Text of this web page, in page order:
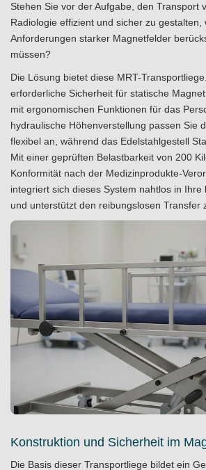
Stehen Sie vor der Aufgabe, den Transport
Radiologie effizient und sicher zu gestalten,
Anforderungen starker Magnetfelder
müssen?
Die Lösung bietet diese MRT-
erforderliche Sicherheit für statische
mit ergonomischen Funktionen für das
hydraulische Höhenverstellung passen Sie
flexibel an, während das Edelstahlgestell
Mit einer geprüften Belastbarkeit von 200
Konformität nach der Medizinprodukte-
integriert sich dieses System nahtlos in Ihre
und unterstützt den reibungslosen Transfer
Konstruktion und Sicherheit im
Die Basis dieser Transportliege bildet ein